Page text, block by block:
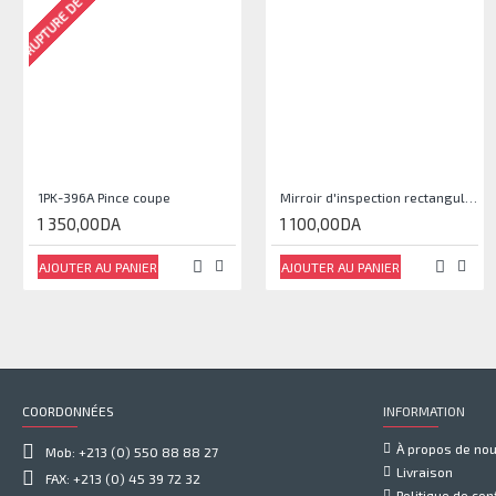
1PK-396A Pince coupe
1 350,00DA
AJOUTER AU PANIER
1 100,00DA
AJOUTER AU PANIER
COORDONNÉES
Mob: +213 (0) 550 88 88 27
FAX: +213 (0) 45 39 72 32
INFORMATION
À propos de
Livraison